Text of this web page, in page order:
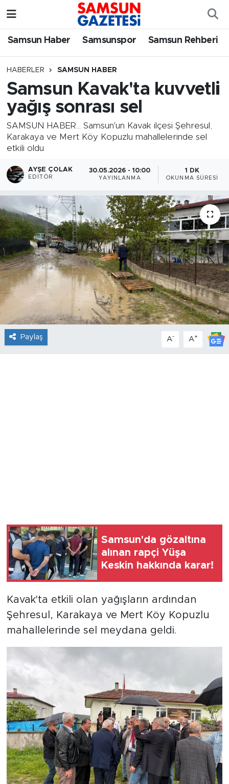
Samsun Haber Samsunspor Samsun Rehberi
HABERLER SAMSUN HABER
Samsun Kavak'ta kuvvetli
yağış sonrası sel
SAMSUN HABER... Samsun'un Kavak ilçesi Şehresul,
Karakaya ve Mert Köy Kopuzlu mahallelerinde sel
etkili oldu
AYŞE ÇOLAK
EDITÖR
30.05.2026 - 10:00
YAYINLANMA
1 DK
OKUNMA SÜRESI
Paylaş A- A+
Samsun'da gözaltına
alınan rapçi Yüşa
Keskin hakkında karar!
Kavak'ta etkili olan yağışların ardından
Şehresul, Karakaya ve Mert Köy Kopuzlu
mahallelerinde sel meydana geldi.
Samsun Haber
Samsun Rehberi
Resmi İlanlar
Samsun Nöbetçi Eczaneler
SAMSUN Namaz Vakitleri
Samsun Trafik Yoğunluk Haritası
Süper Lig Puan Durumu ve Fikstür
Tüm Manşetler
Son Dakika Haberleri
Haber Arşivi